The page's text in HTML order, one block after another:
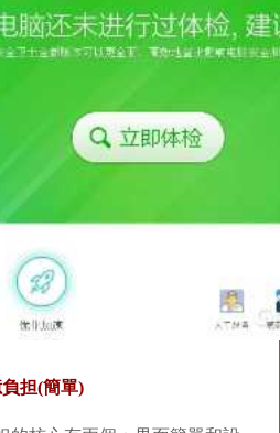
担(簡單)